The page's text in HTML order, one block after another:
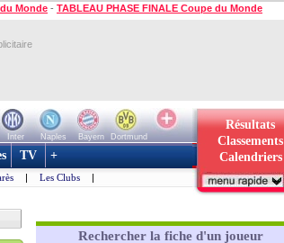
Monde - TABLEAU PHASE FINALE Coupe du Monde
Inter Naples Bayern
Dortmund
Résultats
Classements
Calendriers
TV +
| Les Clubs |